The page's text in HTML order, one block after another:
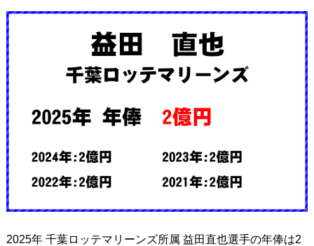
2025年 千葉ロッテマリーンズ所属 益田直也選手の年俸は2